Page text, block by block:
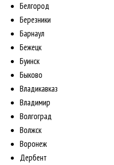
Белгород
Березники
Барнаул
Бежецк
Буинск
Быково
Владикавказ
Владимир
Волгоград
Волжск
Воронеж
Дербент